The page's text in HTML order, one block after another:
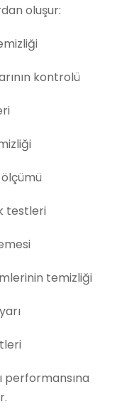
oluşur:
kontrolü
testleri
temizliği
performansına